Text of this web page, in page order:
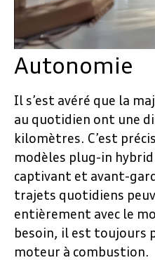
Autonomie
Il s’est avéré que la
au quotidien ont une
kilomètres. C’est
modèles plug-in
captivant et avant-
trajets quotidiens
entièrement avec le
besoin, il est toujours
moteur à combustion.